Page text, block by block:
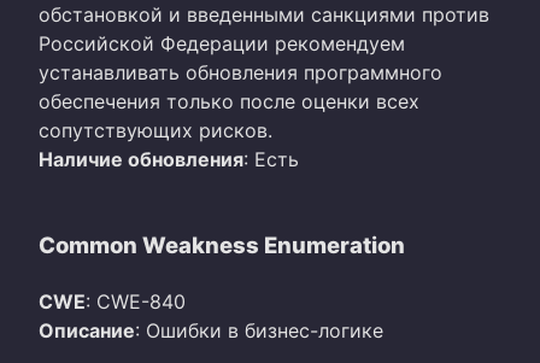
обстановкой и введенными санкциями против
Российской Федерации рекомендуем
устанавливать обновления программного
обеспечения только после оценки всех
сопутствующих рисков.
Наличие обновления: Есть
Common Weakness Enumeration
CWE: CWE-840
Описание: Ошибки в бизнес-логике